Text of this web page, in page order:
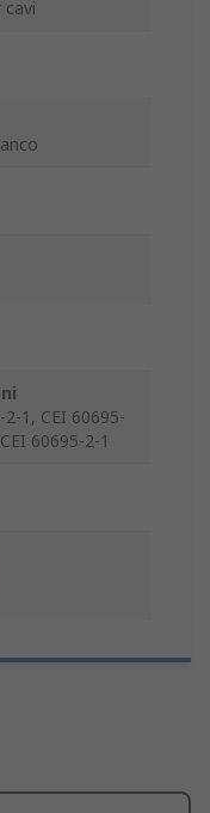
cavi
1, CEI 60695-
60695-2-1